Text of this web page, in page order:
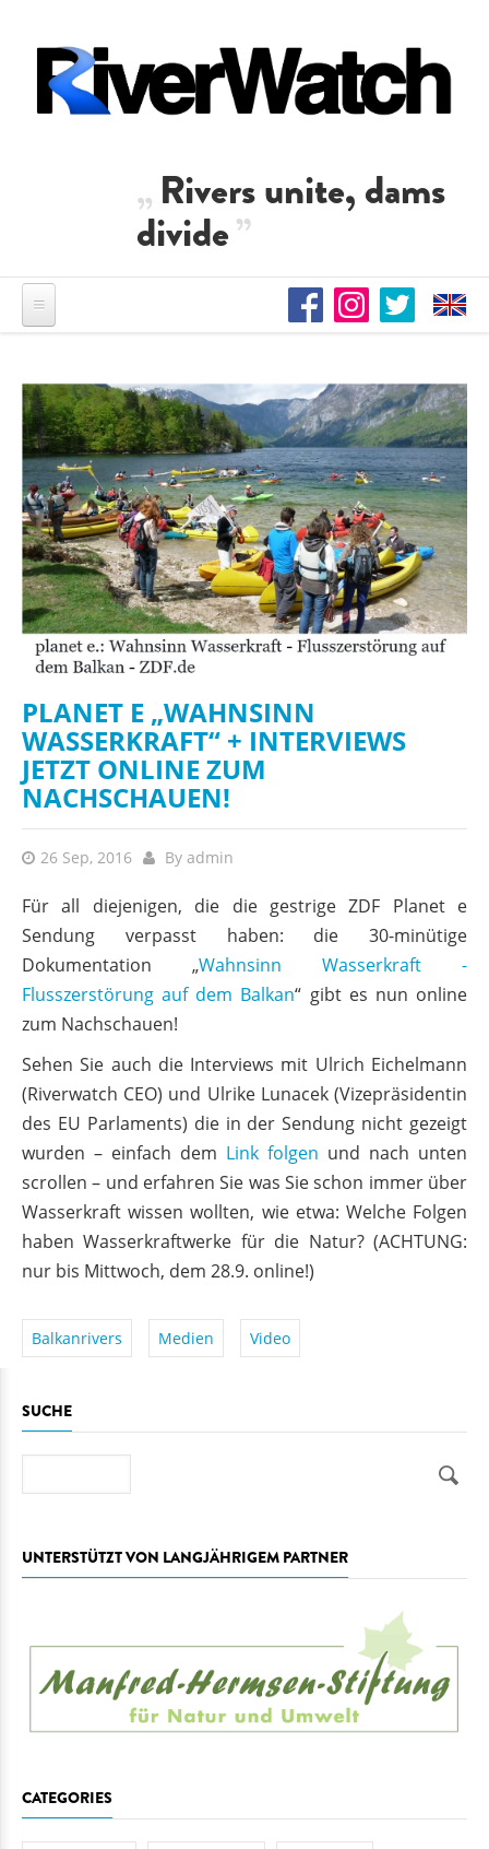
Rivers unite, dams
divide
PLANET E „WAHNSINN
WASSERKRAFT“ + INTERVIEWS
JETZT ONLINE ZUM
NACHSCHAUEN!
26 Sep, 2016 By admin
Für all diejenigen, die die gestrige ZDF Planet e
Sendung verpasst haben: die 30-minütige
Dokumentation „Wahnsinn Wasserkraft -
Flusszerstörung auf dem Balkan“ gibt es nun online
zum Nachschauen!
Sehen Sie auch die Interviews mit Ulrich Eichelmann
(Riverwatch CEO) und Ulrike Lunacek (Vizepräsidentin
des EU Parlaments) die in der Sendung nicht gezeigt
wurden – einfach dem Link folgen und nach unten
scrollen – und erfahren Sie was Sie schon immer über
Wasserkraft wissen wollten, wie etwa: Welche Folgen
haben Wasserkraftwerke für die Natur? (ACHTUNG:
nur bis Mittwoch, dem 28.9. online!)
Balkanrivers Medien Video
SUCHE
UNTERSTÜTZT VON LANGJÄHRIGEM PARTNER
CATEGORIES